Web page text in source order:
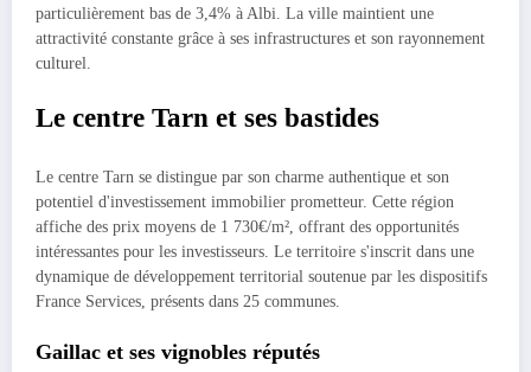
particulièrement bas de 3,4% à Albi. La ville maintient une
attractivité constante grâce à ses infrastructures et son rayonnement
culturel.
Le centre Tarn et ses bastides
Le centre Tarn se distingue par son charme authentique et son
potentiel d'investissement immobilier prometteur. Cette région
affiche des prix moyens de 1 730€/m², offrant des opportunités
intéressantes pour les investisseurs. Le territoire s'inscrit dans une
dynamique de développement territorial soutenue par les dispositifs
France Services, présents dans 25 communes.
Gaillac et ses vignobles réputés